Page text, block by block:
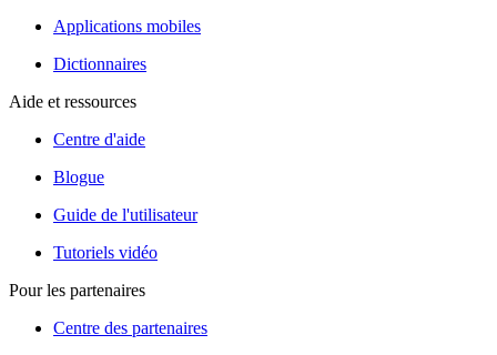
Applications mobiles
Dictionnaires
Aide et ressources
Centre d'aide
Blogue
Guide de l'utilisateur
Tutoriels vidéo
Pour les partenaires
Centre des partenaires